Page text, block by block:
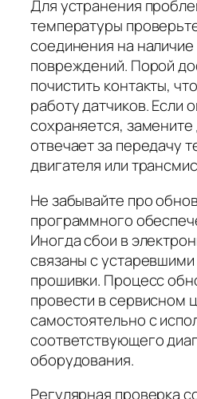
Для устранения
температуры
соединения на
повреждений. Порой
почистить контакты,
работу датчиков. Если
сохраняется, замените
отвечает за передачу
двигателя или
Не забывайте про
программного
Иногда сбои в
связаны с
прошивки. Процесс
провести в сервисном
самостоятельно с
соответствующего
оборудования.
Регулярная проверка